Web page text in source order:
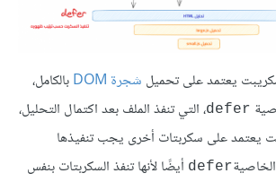
يعتمد على تحميل شجرة DOM
بالكامل،
defer، التي تنفذ الملف بعد اكتمال التحليل،
يعتمد على سكربتات أخرى يجب تنفيذها
defer أيضًا لأنها تنفذ السكربتات بنفس